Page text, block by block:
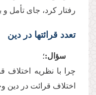
رفتار كرد، جاى تأمل
تعدد قرائتها در دین
سؤال:؛
چرا با نظریه
اختلاف قرائت در دین